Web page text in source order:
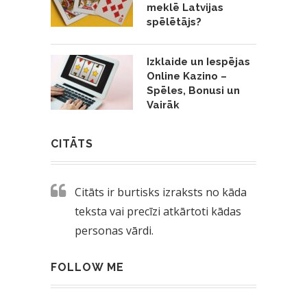
meklē Latvijas
spēlētājs?
Izklaide un Iespējas
Online Kazino –
Spēles, Bonusi un
Vairāk
CITĀTS
Citāts ir burtisks izraksts no kāda
teksta vai precīzi atkārtoti kādas
personas vārdi.
FOLLOW ME